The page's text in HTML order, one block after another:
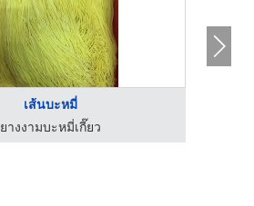
เส้นบะหมี่
ยางงามบะหมี่เกี๊ยว